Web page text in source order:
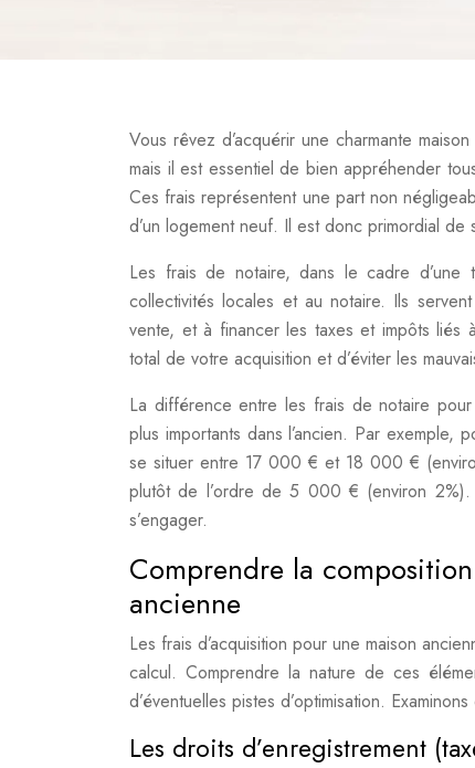
Vous rêvez d’acquérir une charmante
mais il est essentiel de bien appréhender
Ces frais représentent une part non
d’un logement neuf. Il est donc primordial
Les frais de notaire, dans le cadre d’une
collectivités locales et au notaire. Ils
vente, et à financer les taxes et impôts liés
total de votre acquisition et d’éviter les
La différence entre les frais de notaire pour
plus importants dans l’ancien. Par
se situer entre 17 000 € et 18 000 €
plutôt de l’ordre de 5 000 € (environ 2%).
s’engager.
Comprendre la
ancienne
Les frais d’acquisition pour une maison
calcul. Comprendre la nature de ces
d’éventuelles pistes d’optimisation.
Les droits d’enregistrement